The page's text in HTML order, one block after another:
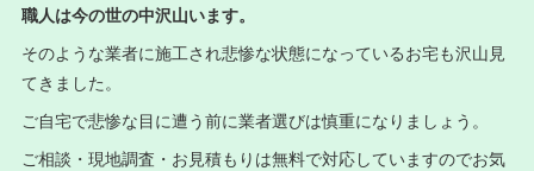
職人は今の世の中沢山います。
そのような業者に施工され悲惨な状態になっているお宅も沢山見
てきました。
ご自宅で悲惨な目に遭う前に業者選びは慎重になりましょう。
ご相談・現地調査・お見積もりは無料で対応していますのでお気